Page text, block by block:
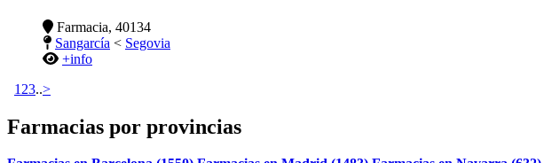
Farmacia, 40134
Sangarcía < Segovia
+info
1 23..>
Farmacias por provincias